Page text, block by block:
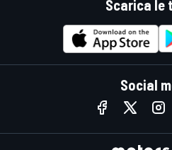
Scarica le
Social